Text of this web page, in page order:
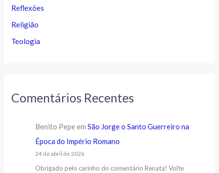
Reflexões
Religião
Teologia
Comentários Recentes
Benito Pepe em São Jorge o Santo Guerreiro na
Época do Império Romano
24 de abril de 2026
Obrigado pelo carinho do comentário Renata! Volte